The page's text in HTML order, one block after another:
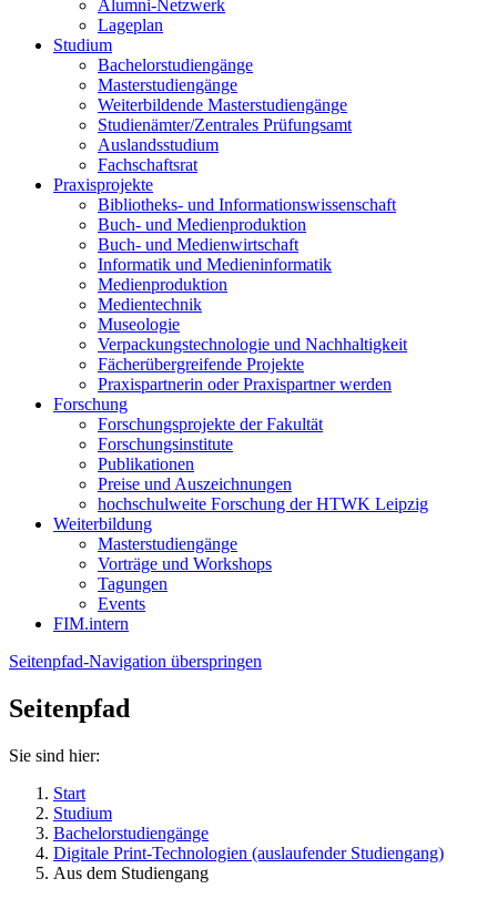
Alumni-Netzwerk
Lageplan
Studium
Bachelorstudiengänge
Masterstudiengänge
Weiterbildende Masterstudiengänge
Studienämter/Zentrales Prüfungsamt
Auslandsstudium
Fachschaftsrat
Praxisprojekte
Bibliotheks- und Informationswissenschaft
Buch- und Medienproduktion
Buch- und Medienwirtschaft
Informatik und Medieninformatik
Medienproduktion
Medientechnik
Museologie
Verpackungstechnologie und Nachhaltigkeit
Fächerübergreifende Projekte
Praxispartnerin oder Praxispartner werden
Forschung
Forschungsprojekte der Fakultät
Forschungsinstitute
Publikationen
Preise und Auszeichnungen
hochschulweite Forschung der HTWK Leipzig
Weiterbildung
Masterstudiengänge
Vorträge und Workshops
Tagungen
Events
FIM.intern
Seitenpfad-Navigation überspringen
Seitenpfad
Sie sind hier:
Start
Studium
Bachelorstudiengänge
Digitale Print-Technologien (auslaufender Studiengang)
Aus dem Studiengang